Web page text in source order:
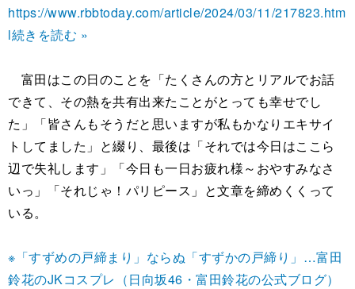
https://www.rbbtoday.com/article/2024/03/11/217823.htm
l続きを読む »
富田はこの日のことを「たくさんの方とリアルでお話
できて、その熱を共有出来たことがとっても幸せでし
た」「皆さんもそうだと思いますが私もかなりエキサイ
トしてました」と綴り、最後は「それでは今日はここら
辺で失礼します」「今日も一日お疲れ様～おやすみなさ
いっ」「それじゃ！パリピース」と文章を締めくくって
いる。
※「すずめの戸締まり」ならぬ「すずかの戸締り」…富田
鈴花のJKコスプレ（日向坂46・富田鈴花の公式ブログ）